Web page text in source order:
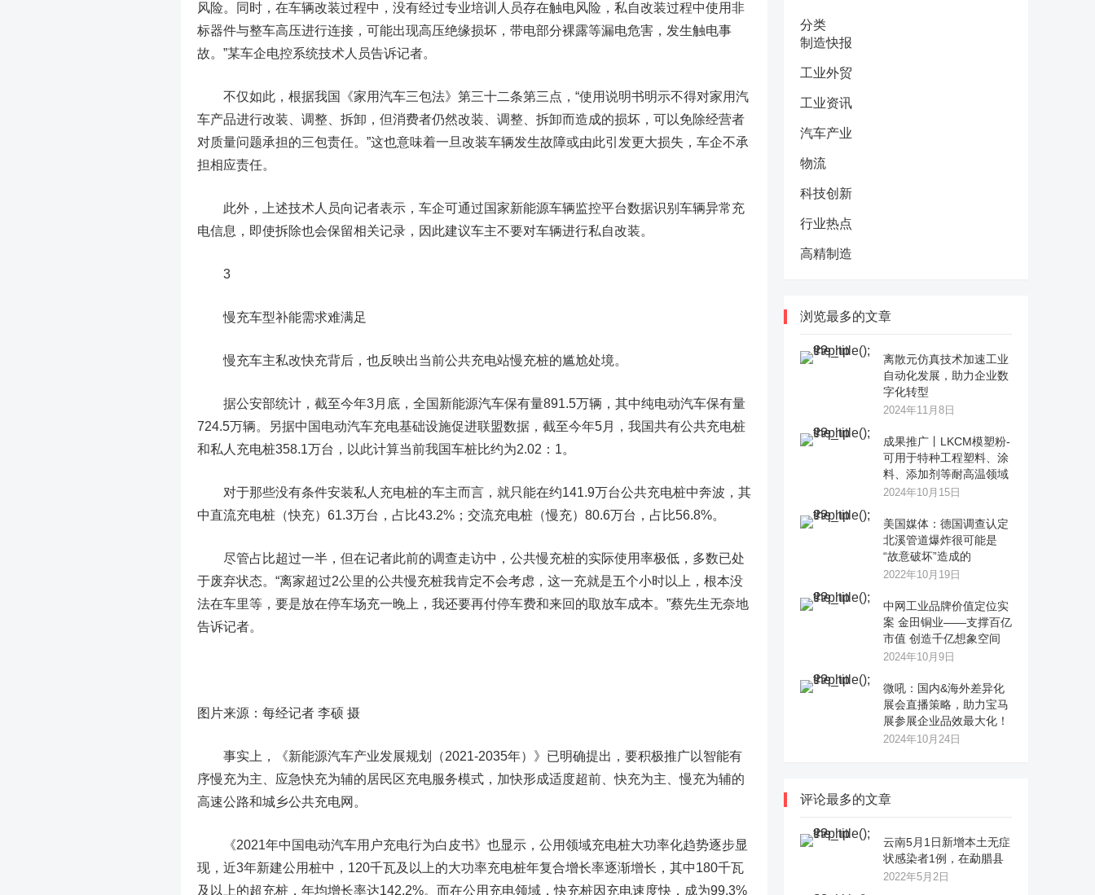
风险。同时，在车辆改装过程中，没有经过专业培训人员存在触电风险，私自改装过程中使用非
标器件与整车高压进行连接，可能出现高压绝缘损坏，带电部分裸露等漏电危害，发生触电事
故。”某车企电控系统技术人员告诉记者。
不仅如此，根据我国《家用汽车三包法》第三十二条第三点，“使用说明书明示不得对家用汽
车产品进行改装、调整、拆卸，但消费者仍然改装、调整、拆卸而造成的损坏，可以免除经营者
对质量问题承担的三包责任。”这也意味着一旦改装车辆发生故障或由此引发更大损失，车企不承
担相应责任。
此外，上述技术人员向记者表示，车企可通过国家新能源车辆监控平台数据识别车辆异常充
电信息，即使拆除也会保留相关记录，因此建议车主不要对车辆进行私自改装。
3
慢充车型补能需求难满足
慢充车主私改快充背后，也反映出当前公共充电站慢充桩的尴尬处境。
据公安部统计，截至今年3月底，全国新能源汽车保有量891.5万辆，其中纯电动汽车保有量
724.5万辆。另据中国电动汽车充电基础设施促进联盟数据，截至今年5月，我国共有公共充电桩
和私人充电桩358.1万台，以此计算当前我国车桩比约为2.02：1。
对于那些没有条件安装私人充电桩的车主而言，就只能在约141.9万台公共充电桩中奔波，其
中直流充电桩（快充）61.3万台，占比43.2%；交流充电桩（慢充）80.6万台，占比56.8%。
尽管占比超过一半，但在记者此前的调查走访中，公共慢充桩的实际使用率极低，多数已处
于废弃状态。“离家超过2公里的公共慢充桩我肯定不会考虑，这一充就是五个小时以上，根本没
法在车里等，要是放在停车场充一晚上，我还要再付停车费和来回的取放车成本。”蔡先生无奈地
告诉记者。
图片来源：每经记者 李硕 摄
事实上，《新能源汽车产业发展规划（2021-2035年）》已明确提出，要积极推广以智能有
序慢充为主、应急快充为辅的居民区充电服务模式，加快形成适度超前、快充为主、慢充为辅的
高速公路和城乡公共充电网。
《2021年中国电动汽车用户充电行为白皮书》也显示，公用领域充电桩大功率化趋势逐步显
现，近3年新建公用桩中，120千瓦及以上的大功率充电桩年复合增长率逐渐增长，其中180千瓦
及以上的超充桩，年均增长率达142.2%。而在公用充电领域，快充桩因充电速度快，成为99.3%
分类
制造快报
工业外贸
工业资讯
汽车产业
物流
科技创新
行业热点
高精制造
浏览最多的文章
离散元仿真技术加速工业
自动化发展，助力企业数
字化转型
2024年11月8日
成果推广丨LKCM模塑粉-
可用于特种工程塑料、涂
料、添加剂等耐高温领域
2024年10月15日
美国媒体：德国调查认定
北溪管道爆炸很可能是
“故意破坏”造成的
2022年10月19日
中网工业品牌价值定位实
案 金田铜业——支撑百亿
市值 创造千亿想象空间
2024年10月9日
微吼：国内&海外差异化
展会直播策略，助力宝马
展参展企业品效最大化！
2024年10月24日
评论最多的文章
云南5月1日新增本土无症
状感染者1例，在勐腊县
2022年5月2日